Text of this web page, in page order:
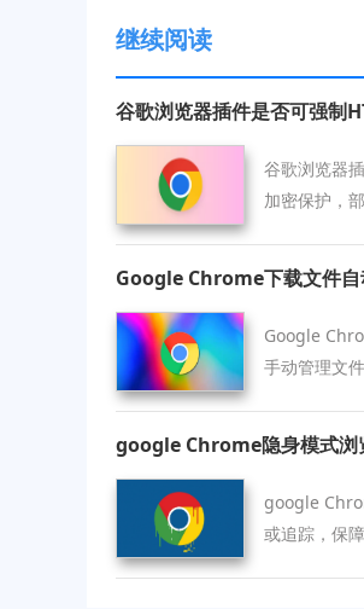
继续阅读
谷歌浏览器插件是否可强制
谷歌浏览器
加密保护，
Google Chrome下载文件自
Google
手动管理文
google Chrome隐身模式浏
google
或追踪，保